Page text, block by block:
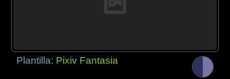
Plantilla: Pixiv Fantasia